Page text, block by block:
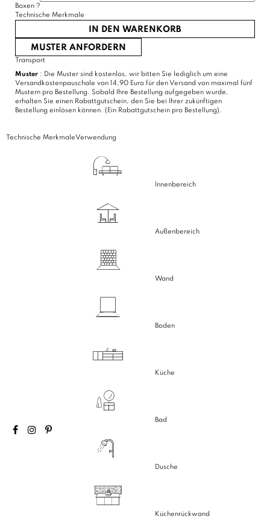
Boxen ?
Technische Merkmale
IN DEN WARENKORB
MUSTER ANFORDERN
Transport
Muster : Die Muster sind kostenlos, wir bitten Sie lediglich um eine
Versandkostenpauschale von 14,90 Euro für den Versand von maximal fünf
Mustern pro Bestellung. Sobald Ihre Bestellung aufgegeben wurde,
erhalten Sie einen Rabattgutschein, den Sie bei Ihrer zukünftigen
Bestellung einlösen können. (Ein Rabattgutschein pro Bestellung).
Technische MerkmaleVerwendung
Innenbereich
Außenbereich
Wand
Boden
Küche
Bad
Dusche
Küchenrückwand